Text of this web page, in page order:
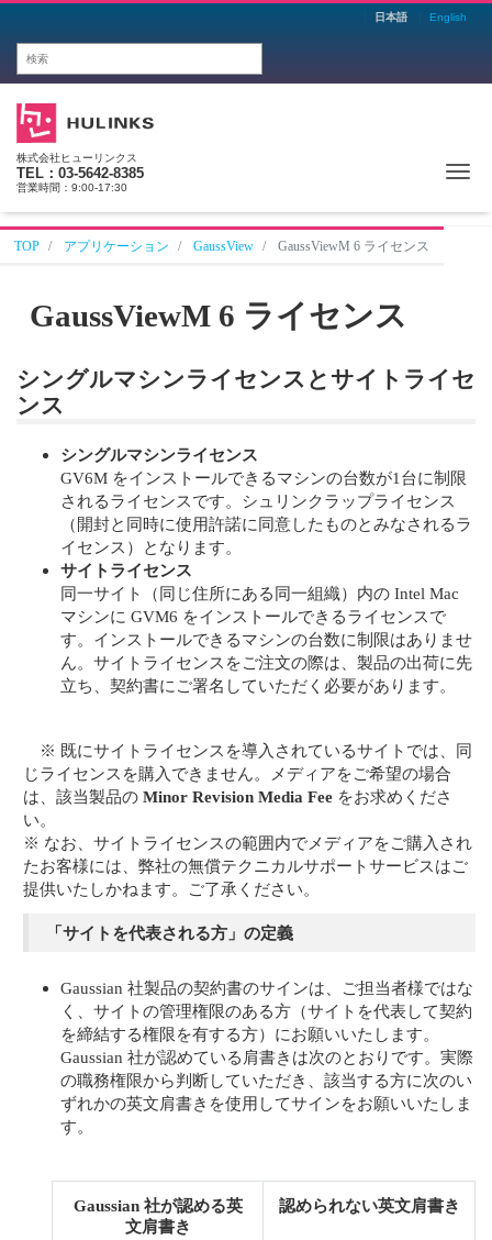
日本語 English
株式会社ヒューリンクス
TEL：03-5642-8385
営業時間：9:00-17:30
TOP アプリケーション GaussView GaussViewM 6 ライセンス
GaussViewM 6 ライセンス
シングルマシンライセンスとサイトライセ
ンス
シングルマシンライセンス
GV6M をインストールできるマシンの台数が1台に制限
されるライセンスです。シュリンクラップライセンス
（開封と同時に使用許諾に同意したものとみなされるラ
イセンス）となります。
サイトライセンス
同一サイト（同じ住所にある同一組織）内の Intel Mac
マシンに GVM6 をインストールできるライセンスで
す。インストールできるマシンの台数に制限はありませ
ん。サイトライセンスをご注文の際は、製品の出荷に先
立ち、契約書にご署名していただく必要があります。
※ 既にサイトライセンスを導入されているサイトでは、同
じライセンスを購入できません。メディアをご希望の場合
は、該当製品のMinor Revision Media Fee をお求めくださ
い。
※ なお、サイトライセンスの範囲内でメディアをご購入され
たお客様には、弊社の無償テクニカルサポートサービスはご
提供いたしかねます。ご了承ください。
「サイトを代表される方」の定義
Gaussian 社製品の契約書のサインは、ご担当者様ではな
く、サイトの管理権限のある方（サイトを代表して契約
を締結する権限を有する方）にお願いいたします。
Gaussian 社が認めている肩書きは次のとおりです。実際
の職務権限から判断していただき、該当する方に次のい
ずれかの英文肩書きを使用してサインをお願いいたしま
す。
Gaussian 社が認める英
文肩書き
認められない英文肩書き